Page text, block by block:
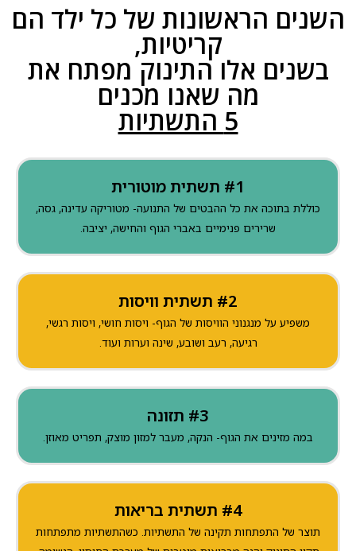
השנים הראשונות של כל ילד הם
קריטיות,
בשנים אלו התינוק מפתח את
מה שאנו מכנים
5 התשתיות
#1 תשתית מוטורית
כוללת בתוכה את כל ההבטים של התנועה- מטוריקה עדינה, גסה,
שרירים פנימיים באברי הגוף והחישה, יציבה.
#2 תשתית וויסות
משפיע על מנגנוני הוויסות של הגוף- ויסות חושי, ויסות רגשי,
רגיעה, רעב ושובע, שינה וערות ועוד.
#3 תזונה
במה מזינים את הגוף- הנקה, מעבר למזון מוצק, תפריט מאוזן.
#4 תשתית בריאות
תוצר של התפתחות תקינה של התשתיות. כשהתשתיות מתפתחות